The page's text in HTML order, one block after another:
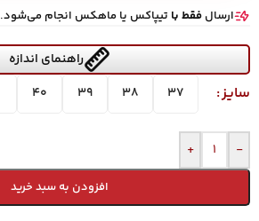
ارسال فقط با تیپاکس یا ماهکس انجام می‌شود.
راهنمای اندازه
سایز 37
38
39
40
-
+
افزودن به سبد خرید